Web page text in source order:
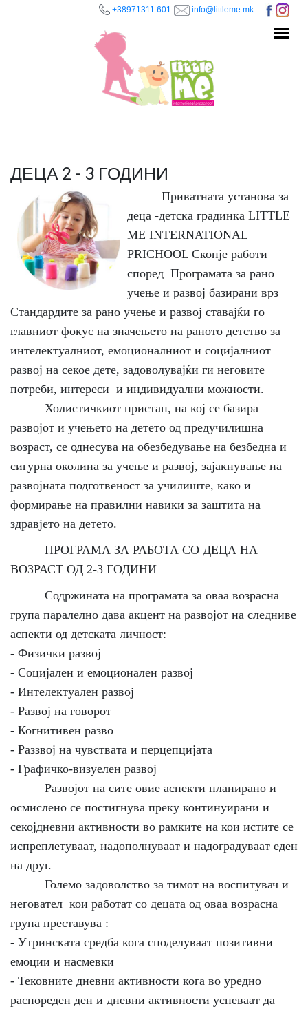
+38971311 601 info@littleme.mk
ДЕЦА 2 - 3 ГОДИНИ
Приватната установа за
деца -детска градинка LITTLE
ME INTERNATIONAL
PRICHOOL Скопје работи
според Програмата за рано
учење и развој базирани врз
Стандардите за рано учење и развој ставајќи го
главниот фокус на значењето на раното детство за
интелектуалниот, емоционалниот и социјалниот
развој на секое дете, задоволувајќи ги неговите
потреби, интереси и индивидуални можности.
Холистичкиот пристап, на кој се базира
развојот и учењето на детето од предучилишна
возраст, се однесува на обезбедување на безбедна и
сигурна околина за учење и развој, зајакнување на
развојната подготвеност за училиште, како и
формирање на правилни навики за заштита на
здравјето на детето.
ПРОГРАМА ЗА РАБОТА СО ДЕЦА НА
ВОЗРАСТ ОД 2-3 ГОДИНИ
Содржината на програмата за оваа возрасна
група паралелно дава акцент на развојот на следниве
аспекти од детската личност:
- Физички развој
- Социјален и емоционален развој
- Интелектуален развој
- Развој на говорот
- Когнитивен разво
- Раззвој на чувствата и перцепцијата
- Графичко-визуелен развој
Развојот на сите овие аспекти планирано и
осмислено се постигнува преку континуирани и
секојдневни активности во рамките на кои истите се
испреплетуваат, надополнуваат и надоградуваат еден
на друг.
Големо задоволство за тимот на воспитувач и
неговател кои работат со децата од оваа возрасна
група преставува :
- Утринската средба кога споделуваат позитивни
емоции и насмевки
- Тековните дневни активности кога во уредно
распореден ден и дневни активности успеваат да